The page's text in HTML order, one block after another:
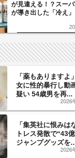
が見違える！？スー
が導き出した「冷え
した「辛口カーブ」
「薬もありますよ
女に性的暴行し動
疑い 54歳男を再...
2026
「集英社に恨みは
トレス発散で“43
ジャンプグッズを
2026